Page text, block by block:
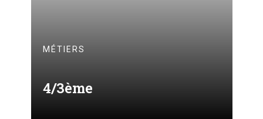
MÉTIERS
4/3ème